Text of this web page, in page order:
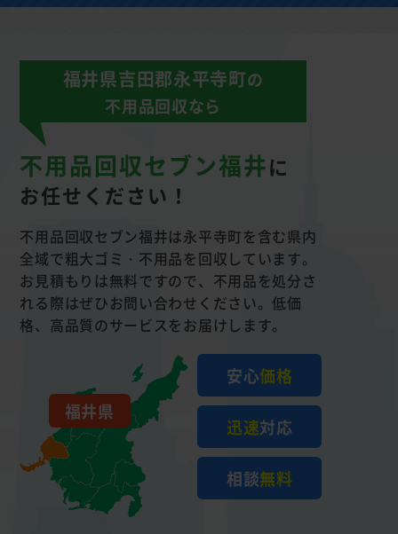
福井県吉田郡永平寺町の
不用品回収なら
不用品回収セブン福井に
お任せください！
不用品回収セブン福井は永平寺町を含む県内
全域で粗大ゴミ・不用品を回収しています。
お見積もりは無料ですので、不用品を処分さ
れる際はぜひお問い合わせください。低価
格、高品質のサービスをお届けします。
安心価格
迅速対応
相談無料
福井県